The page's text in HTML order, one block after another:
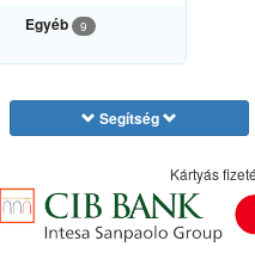
Egyéb 9
Segítség
Kártyás